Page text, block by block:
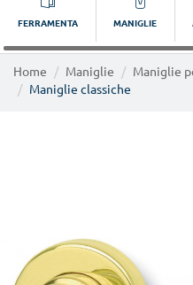
FERRAMENTA MANIGLIE
Home Maniglie
Maniglie
Maniglie classiche